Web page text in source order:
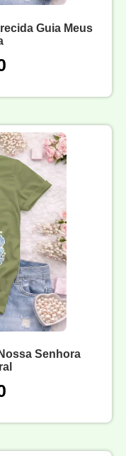
Guia Meus
Senhora